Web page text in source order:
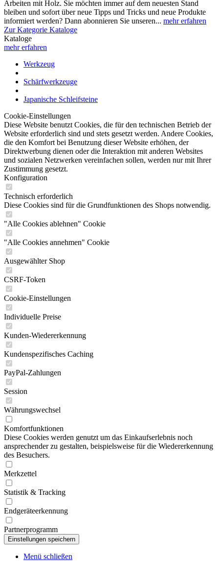
Arbeiten mit Holz. Sie möchten immer auf dem neuesten Stand
bleiben und sofort über neue Tipps und Tricks und neue Produkte
informiert werden? Dann abonnieren Sie unseren... mehr erfahren
Zur Kategorie Kataloge
Kataloge
mehr erfahren
Werkzeug
Schärfwerkzeuge
Japanische Schleifsteine
Cookie-Einstellungen
Diese Website benutzt Cookies, die für den technischen Betrieb der
Website erforderlich sind und stets gesetzt werden. Andere Cookies,
die den Komfort bei Benutzung dieser Website erhöhen, der
Direktwerbung dienen oder die Interaktion mit anderen Websites
und sozialen Netzwerken vereinfachen sollen, werden nur mit Ihrer
Zustimmung gesetzt.
Konfiguration
Technisch erforderlich
Diese Cookies sind für die Grundfunktionen des Shops notwendig.
"Alle Cookies ablehnen" Cookie
"Alle Cookies annehmen" Cookie
Ausgewählter Shop
CSRF-Token
Cookie-Einstellungen
Individuelle Preise
Kunden-Wiedererkennung
Kundenspezifisches Caching
PayPal-Zahlungen
Session
Währungswechsel
Komfortfunktionen
Diese Cookies werden genutzt um das Einkaufserlebnis noch
ansprechender zu gestalten, beispielsweise für die Wiedererkennung
des Besuchers.
Merkzettel
Statistik & Tracking
Endgeräteerkennung
Partnerprogramm
Menü schließen